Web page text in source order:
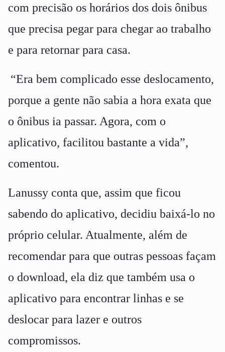
com precisão os horários dos dois ônibus
que precisa pegar para chegar ao trabalho
e para retornar para casa.
“Era bem complicado esse deslocamento,
porque a gente não sabia a hora exata que
o ônibus ia passar. Agora, com o
aplicativo, facilitou bastante a vida”,
comentou.
Lanussy conta que, assim que ficou
sabendo do aplicativo, decidiu baixá-lo no
próprio celular. Atualmente, além de
recomendar para que outras pessoas façam
o download, ela diz que também usa o
aplicativo para encontrar linhas e se
deslocar para lazer e outros
compromissos.